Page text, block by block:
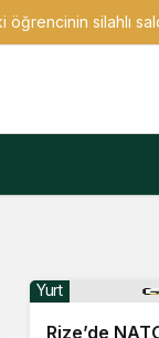
öğrencinin silahlı
Rize’de
Yurt